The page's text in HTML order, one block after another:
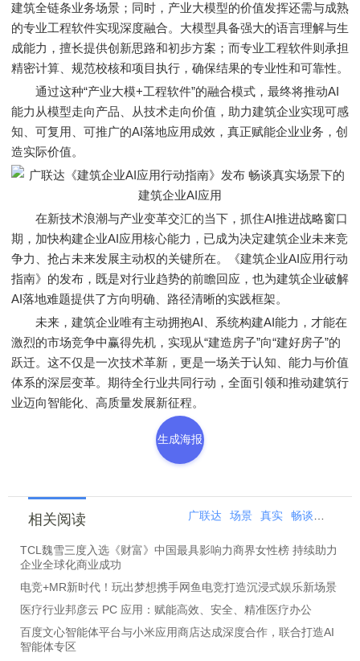
建筑全链条业务场景；同时，产业大模型的价值发挥还需与成熟
的专业工程软件实现深度融合。大模型具备强大的语言理解与生
成能力，擅长提供创新思路和初步方案；而专业工程软件则承担
精密计算、规范校核和项目执行，确保结果的专业性和可靠性。
通过这种“产业大模+工程软件”的融合模式，最终将推动AI
能力从模型走向产品、从技术走向价值，助力建筑企业实现可感
知、可复用、可推广的AI落地应用成效，真正赋能企业业务，创
造实际价值。
在新技术浪潮与产业变革交汇的当下，抓住AI推进战略窗口
期，加快构建企业AI应用核心能力，已成为决定建筑企业未来竞
争力、抢占未来发展主动权的关键所在。《建筑企业AI应用行动
指南》的发布，既是对行业趋势的前瞻回应，也为建筑企业破解
AI落地难题提供了方向明确、路径清晰的实践框架。
未来，建筑企业唯有主动拥抱AI、系统构建AI能力，才能在
激烈的市场竞争中赢得先机，实现从“建造房子”向“建好房子”的
跃迁。这不仅是一次技术革新，更是一场关于认知、能力与价值
体系的深层变革。期待全行业共同行动，全面引领和推动建筑行
业迈向智能化、高质量发展新征程。
生成海报
相关阅读 广联达 场景 真实 畅谈
TCL魏雪三度入选《财富》中国最具影响力商界女性榜 持续助力
企业全球化商业成功
电竞+MR新时代！玩出梦想携手网鱼电竞打造沉浸式娱乐新场景
医疗行业邦彦云 PC 应用：赋能高效、安全、精准医疗办公
百度文心智能体平台与小米应用商店达成深度合作，联合打造AI
智能体专区